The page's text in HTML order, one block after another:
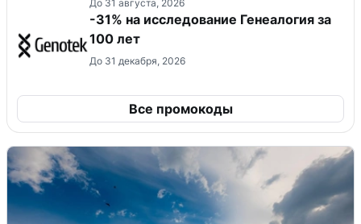
До 31 августа, 2026
-31% на исследование Генеалогия за
100 лет
До 31 декабря, 2026
Все промокоды